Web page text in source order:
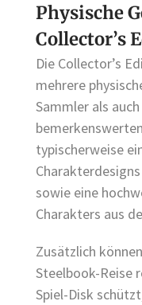
Physische
Collector’s
Die Collector’s
mehrere
Sammler als
typischerweise
sowie eine
Charakters aus
Zusätzlich
Steelbook-Reise
Spiel-Disk